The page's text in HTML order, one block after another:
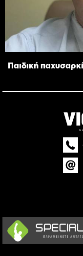
Παιδική